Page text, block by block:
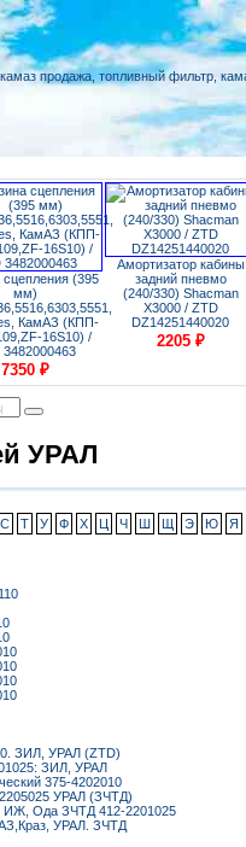
сцепления (395
мм)
КамАЗ (КПП-
16S10) /
3482000463
7350 ₽
Амортизатор кабины
задний пневмо
(240/330) Shacman
X3000 / ZTD
DZ14251440020
2205 ₽
УРАЛ
С Т У Ф Х Ц Ч Ш Щ Э Ю
Я
ЗИЛ, УРАЛ (ZTD)
ЗИЛ, УРАЛ
375-4202010
2205025 УРАЛ (ЗЧТД)
ИЖ, Ода ЗЧТД 412-2201025
УРАЛ. ЗЧТД